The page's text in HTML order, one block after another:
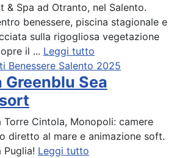
& Spa ad Otranto, nel Salento.
benessere, piscina stagionale e
sulla rigogliosa vegetazione
il ... Leggi tutto
Benessere Salento 2025
Sea
Torre Cintola, Monopoli: camere
diretto al mare e animazione soft.
Leggi tutto